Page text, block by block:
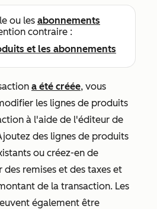
ou les abonnements
contraire :
et les abonnements
a été créée, vous
les lignes de produits
à l'aide de l'éditeur de
des lignes de produits
ou créez-en de
remises et des taxes et
de la transaction. Les
également être